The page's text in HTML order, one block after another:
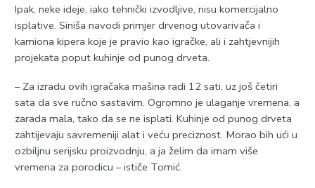
Ipak, neke ideje, iako tehnički izvodljive, nisu komercijalno
isplative. Siniša navodi primjer drvenog utovarivača i
kamiona kipera koje je pravio kao igračke, ali i zahtjevnijih
projekata poput kuhinje od punog drveta.
– Za izradu ovih igračaka mašina radi 12 sati, uz još četiri
sata da sve ručno sastavim. Ogromno je ulaganje vremena, a
zarada mala, tako da se ne isplati. Kuhinje od punog drveta
zahtijevaju savremeniji alat i veću preciznost. Morao bih ući u
ozbiljnu serijsku proizvodnju, a ja želim da imam više
vremena za porodicu – ističe Tomić.